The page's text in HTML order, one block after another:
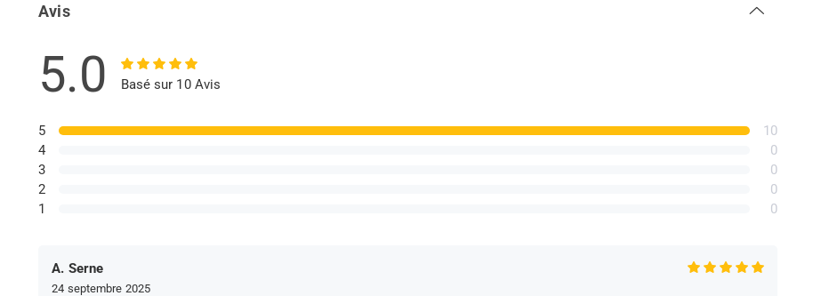
Avis
5.0 Basé sur 10 Avis
5
4
3
2
1
10
0
0
0
0
A. Serne
24 septembre 2025